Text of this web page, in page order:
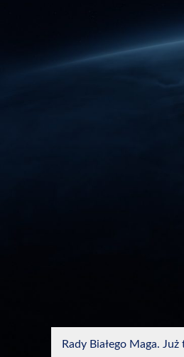
Rady Białego Maga.